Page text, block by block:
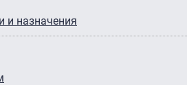
и назначения